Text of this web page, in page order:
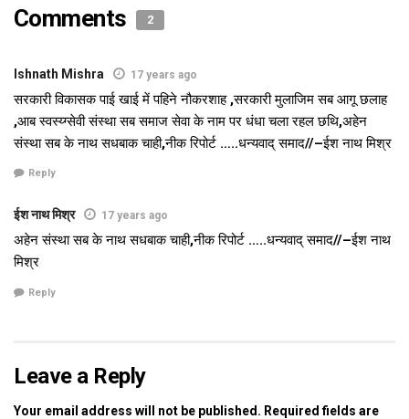
Comments 2
Ishnath Mishra 17 years ago
सरकारी विकासक पाई खाई में पहिने नौकरशाह ,सरकारी मुलाजिम सब आगू छलाह
,आब स्वस्य्ग्सेवी संस्था सब समाज सेवा के नाम पर धंधा चला रहल छथि,अहेन
संस्था सब के नाथ सधबाक चाही,नीक रिपोर्ट …..धन्यवाद् समाद//–ईश नाथ मिश्र
Reply
ईश नाथ मिश्र 17 years ago
अहेन संस्था सब के नाथ सधबाक चाही,नीक रिपोर्ट …..धन्यवाद् समाद//–ईश नाथ
मिश्र
Reply
Leave a Reply
Your email address will not be published. Required fields are